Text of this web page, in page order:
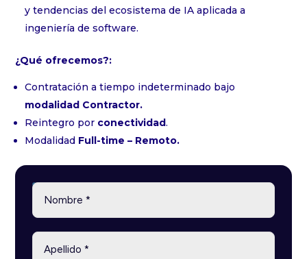
y tendencias del ecosistema de IA aplicada a
ingeniería de software.
¿Qué ofrecemos?:
Contratación a tiempo indeterminado bajo
modalidad Contractor.
Reintegro por conectividad.
Modalidad Full-time – Remoto.